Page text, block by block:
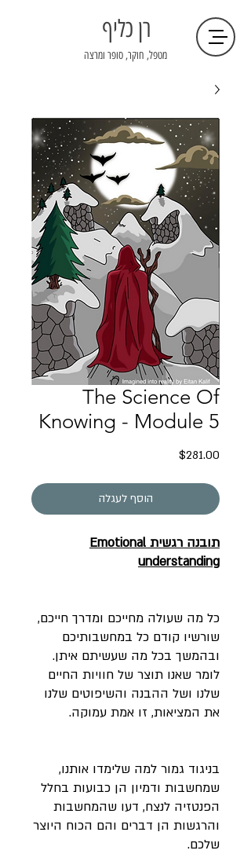
רן כליף
מטפל, חוקר, סופר ומרצה
The Science Of
Knowing - Module 5
$281.00מחיר
הוסף לעגלה
תובנה רגשית Emotional
understanding
כל מה שעולה מחייכם ומדרך חייכם,
שורשיו קודם כל במחשבותיכם
ובהמשך בכל מה שעשיתם איתן.
לומר שאנו תוצר של חוויות החיים
שלנו ושל ההבנה והשיפוטים שלנו
את המציאות, זו אמת עמוקה.
בניגוד גמור למה שלימדו אותנו,
שמחשבות ודמיון הן כבועות בחלל
הפנטזיה לנצח, דעו שהמחשבות
והרגשות הן דברים והם הכוח היוצר
שלכם.